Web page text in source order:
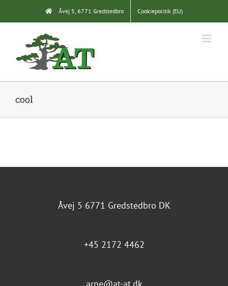
content
Åvej 5, 6771 Gredstedbro Cookiepolitik (EU)
cool
Åvej 5 6771 Gredstedbro DK
+45 2172 4462